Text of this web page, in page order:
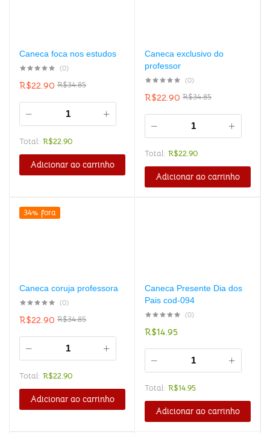
Caneca foca nos estudos
(0)
R$34.85
R$22.90
Total: R$22.90
Adicionar ao carrinho
Caneca exclusivo do
professor
(0)
R$34.85
R$22.90
Total: R$22.90
Adicionar ao carrinho
34% fora
Caneca coruja professora
(0)
R$34.85
R$22.90
Total: R$22.90
Adicionar ao carrinho
Caneca Presente Dia dos
Pais cod-094
(0)
R$14.95
Total: R$14.95
Adicionar ao carrinho